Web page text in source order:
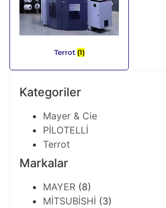
Kategoriler
Mayer & Cie
PİLOTELLİ
Terrot
Markalar
MAYER (8)
MİTSUBİSHİ (3)
Terrot (1)